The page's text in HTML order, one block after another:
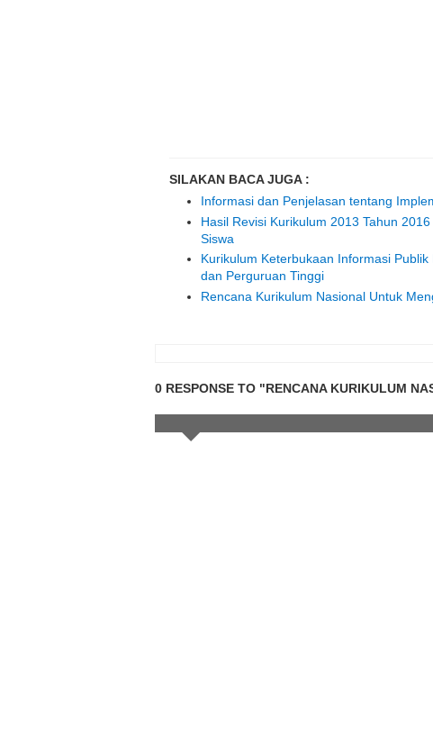
SILAKAN BACA JUGA :
Informasi dan Penjelasan tentang
Hasil Revisi Kurikulum 2013 Tahun
Siswa
Kurikulum Keterbukaan Informasi
dan Perguruan Tinggi
Rencana Kurikulum Nasional Untuk
0 RESPONSE TO "RENCANA KURIKULUM